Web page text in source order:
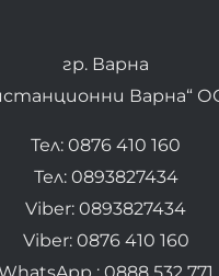
гр. Варна
Варна“
Тел: 0876 410 160
Тел: 0893827434
Viber: 0893827434
Viber: 0876 410 160